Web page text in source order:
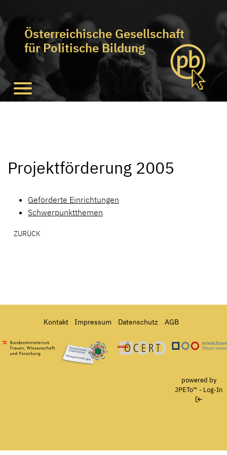
Österreichische Gesellschaft
für Politische Bildung
Projektförderung 2005
Geförderte Einrichtungen
Schwerpunktthemen
ZURÜCK
Kontakt Impressum Datenschutz AGB
Bundesministerium für Frauen, Wissenschaft und Forschung
Österreichisches Umweltzeichen für
Ö-Cert
powered by
JPETo™ - Log-In